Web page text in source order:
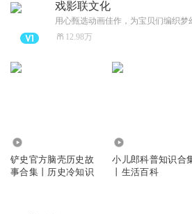
戏影联文化
用心甄选动画佳作，为宝贝们编织梦
12.98万
铲史官方脑壳历史故
事合集丨历史冷知识
小儿郎科普知识合
丨生活百科